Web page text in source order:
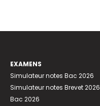
EXAMENS
Simulateur notes Bac 2026
Simulateur notes Brevet 2026
Bac 2026